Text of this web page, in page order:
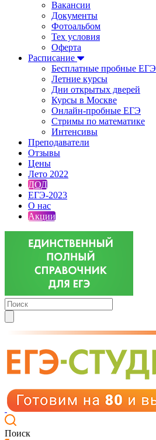
Вакансии
Документы
Фотоальбом
Тех условия
Оферта
Расписание
Бесплатные пробные ЕГЭ
Летние курсы
Дни открытых дверей
Курсы в Москве
Онлайн-пробные ЕГЭ
Стримы по математике
Интенсивы
Преподаватели
Отзывы
Цены
Лето 2022
ДОД
ЕГЭ-2023
О нас
Акции
Поиск